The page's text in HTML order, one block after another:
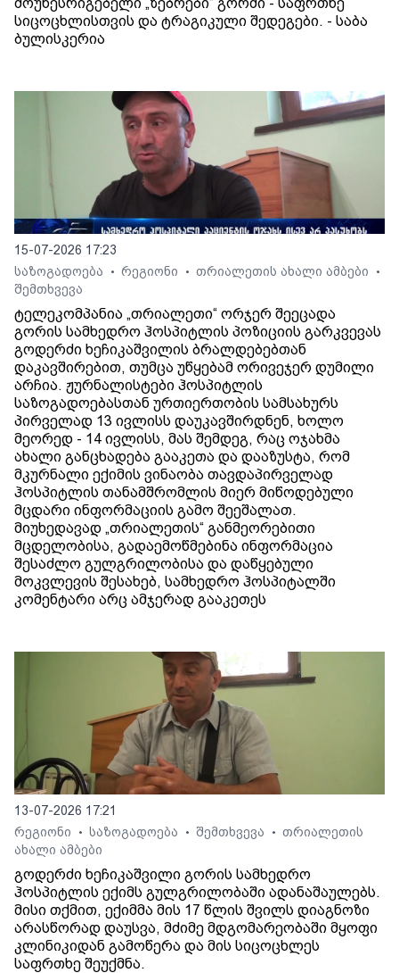
სიცოცხლისთვის და ტრაგიკული შედეგები. - საბა
ბულისკერია
15-07-2026 17:23
საზოგადოება
• რეგიონი • თრიალეთის ახალი ამბები •
შემთხვევა
ტელეკომპანია „თრიალეთი“ ორჯერ შეეცადა
გორის სამხედრო ჰოსპიტლის პოზიციის გარკვევას
გოდერძი ხეჩიკაშვილის ბრალდებებთან
დაკავშირებით, თუმცა უწყებამ ორივეჯერ დუმილი
არჩია. ჟურნალისტები ჰოსპიტლის
საზოგადოებასთან ურთიერთობის სამსახურს
პირველად 13 ივლისს დაუკავშირდნენ, ხოლო
მეორედ - 14 ივლისს, მას შემდეგ, რაც ოჯახმა
ახალი განცხადება გააკეთა და დააზუსტა, რომ
მკურნალი ექიმის ვინაობა თავდაპირველად
ჰოსპიტლის თანამშრომლის მიერ მიწოდებული
მცდარი ინფორმაციის გამო შეეშალათ.
მიუხედავად „თრიალეთის“ განმეორებითი
მცდელობისა, გადაემოწმებინა ინფორმაცია
შესაძლო გულგრილობისა და დაწყებული
მოკვლევის შესახებ, სამხედრო ჰოსპიტალში
კომენტარი არც ამჯერად გააკეთეს
13-07-2026 17:21
რეგიონი
• საზოგადოება • შემთხვევა • თრიალეთის
ახალი ამბები
გოდერძი ხეჩიკაშვილი გორის სამხედრო
ჰოსპიტლის ექიმს გულგრილობაში ადანაშაულებს.
მისი თქმით, ექიმმა მის 17 წლის შვილს დიაგნოზი
არასწორად დაუსვა, მძიმე მდგომარეობაში მყოფი
კლინიკიდან გამოწერა და მის სიცოცხლეს
საფრთხე შეუქმნა.